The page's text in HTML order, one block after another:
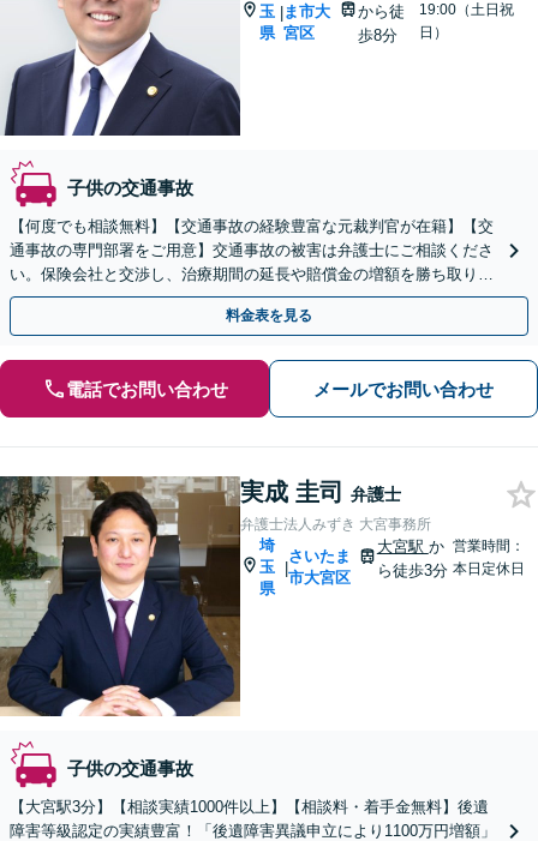
玉
県
|ま市大
宮区
から徒
歩8分
19:00（土日祝
日）
子供の交通事故
【何度でも相談無料】【交通事故の経験豊富な元裁判官が在籍】【交
通事故の専門部署をご用意】交通事故の被害は弁護士にご相談くださ
い。保険会社と交渉し、治療期間の延長や賠償金の増額を勝ち取りま
す。後遺障害の等級認定の手続きなどもお任せください。
料金表を見る
電話でお問い合わせ メールでお問い合わせ
実成 圭司 弁護士
弁護士法人みずき 大宮事務所
埼
玉
県
|
さいたま
市大宮区
大宮駅 か
ら徒歩3分
営業時間：
本日定休日
子供の交通事故
【大宮駅3分】【相談実績1000件以上】【相談料・着手金無料】後遺
障害等級認定の実績豊富！「後遺障害異議申立により1100万円増額」